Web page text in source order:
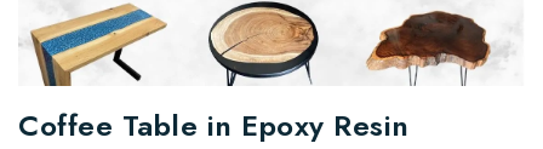
Coffee Table in Epoxy Resin